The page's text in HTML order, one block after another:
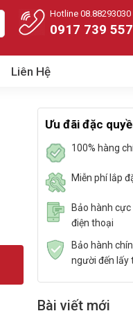
Hotline 08.88293030
0917 739 557
Liên Hệ
Ưu đãi đặc
100% hàng
Miễn phí lắp
Bảo hành
điện thoại
Bảo hành
người đến lấy
Bài viết mới